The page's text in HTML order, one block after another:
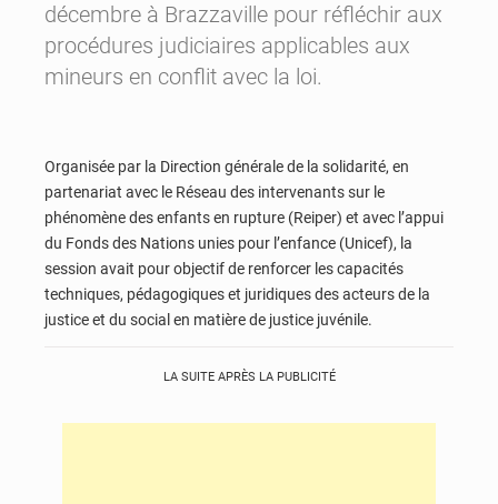
décembre à Brazzaville pour réfléchir aux
procédures judiciaires applicables aux
mineurs en conflit avec la loi.
Organisée par la Direction générale de la solidarité, en
partenariat avec le Réseau des intervenants sur le
phénomène des enfants en rupture (Reiper) et avec l’appui
du Fonds des Nations unies pour l’enfance (Unicef), la
session avait pour objectif de renforcer les capacités
techniques, pédagogiques et juridiques des acteurs de la
justice et du social en matière de justice juvénile.
LA SUITE APRÈS LA PUBLICITÉ